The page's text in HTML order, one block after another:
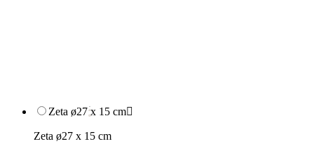
Zeta ø27 x 15 cm
Zeta ø27 x 15 cm